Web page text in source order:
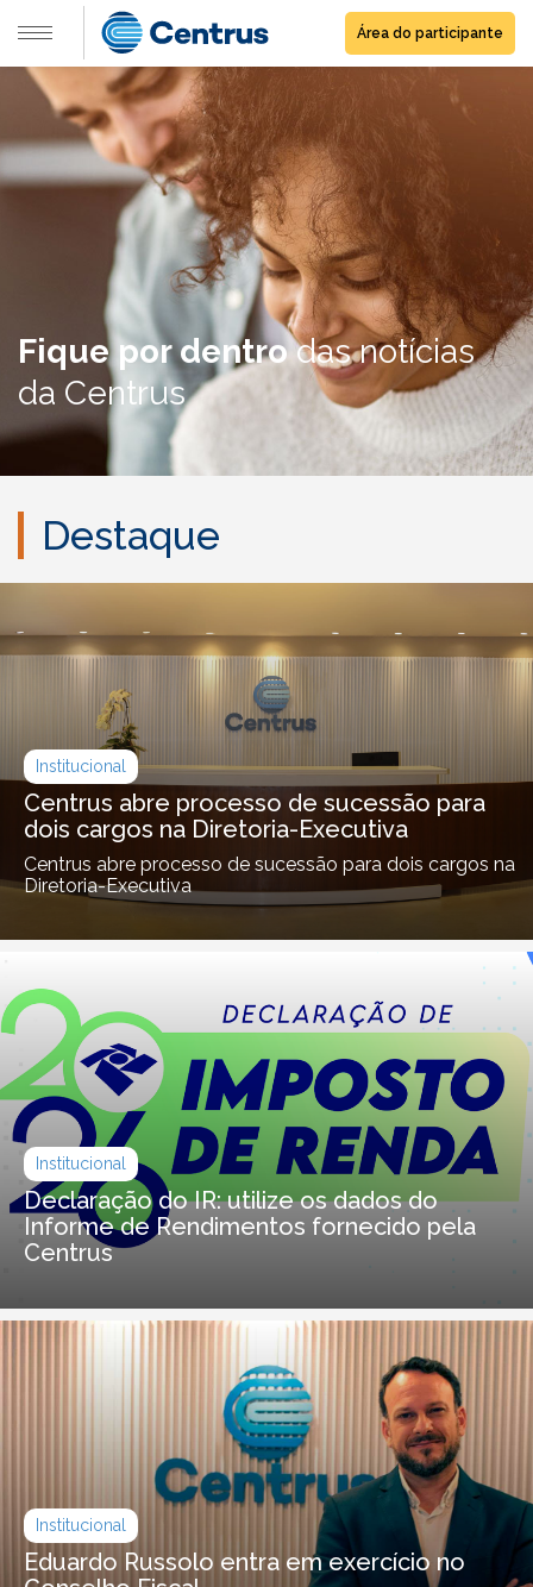
Área do participante
Fique por dentro das notícias
da Centrus
Destaque
Institucional
Centrus abre processo de sucessão para
dois cargos na Diretoria-Executiva
Centrus abre processo de sucessão para dois cargos na
Diretoria-Executiva
Institucional
Declaração do IR: utilize os dados do
Informe de Rendimentos fornecido pela
Centrus
Institucional
Eduardo Russolo entra em exercício no